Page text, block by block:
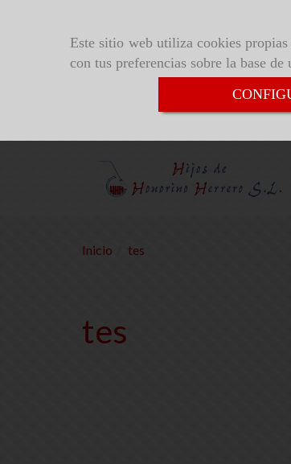
Este sitio web utiliza cookies
con tus preferencias sobre la base
Inicio tes
tes